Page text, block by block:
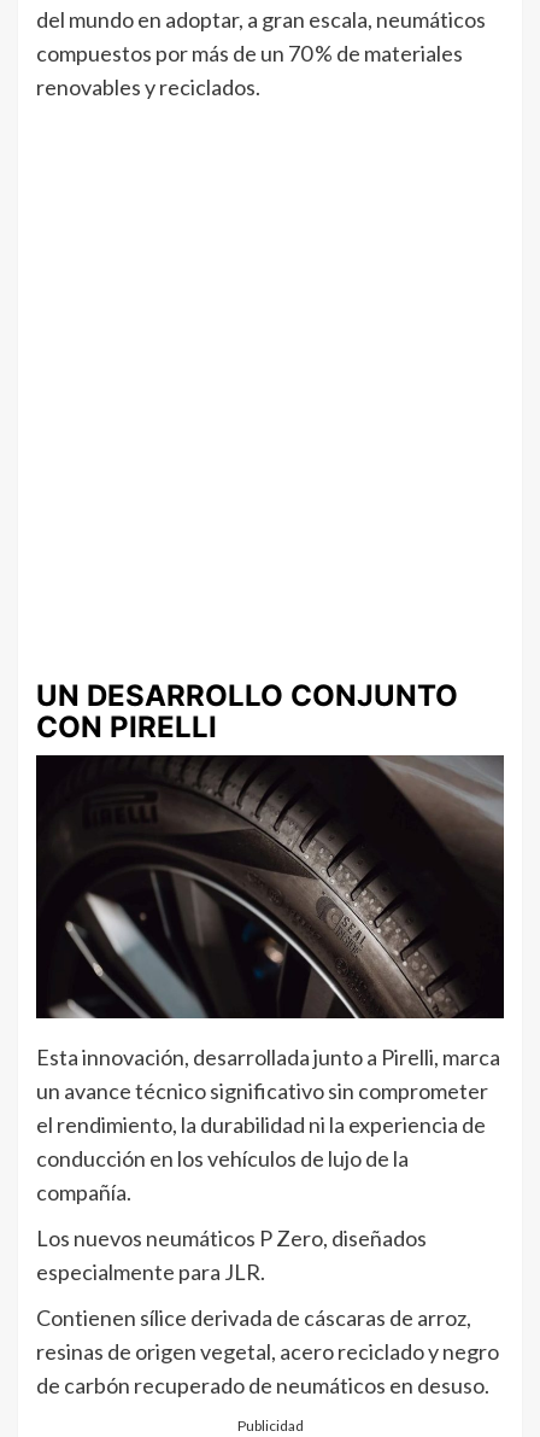
del mundo en adoptar, a gran escala, neumáticos
compuestos por más de un 70 % de materiales
renovables y reciclados.
UN DESARROLLO CONJUNTO
CON PIRELLI
Esta innovación, desarrollada junto a Pirelli, marca
un avance técnico significativo sin comprometer
el rendimiento, la durabilidad ni la experiencia de
conducción en los vehículos de lujo de la
compañía.
Los nuevos neumáticos P Zero, diseñados
especialmente para JLR.
Contienen sílice derivada de cáscaras de arroz,
resinas de origen vegetal, acero reciclado y negro
de carbón recuperado de neumáticos en desuso.
Publicidad